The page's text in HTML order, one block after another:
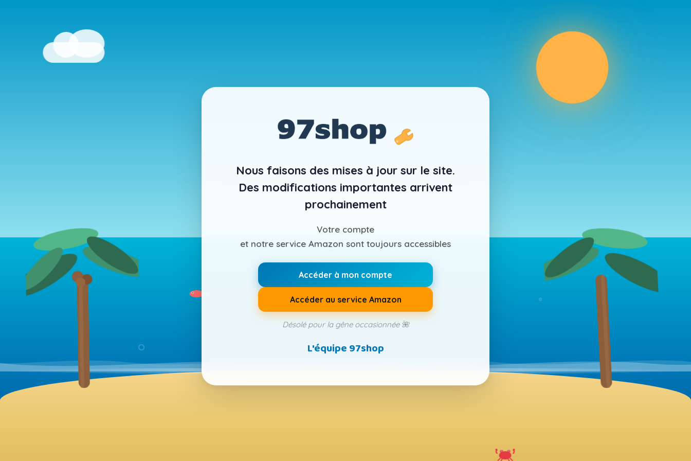
Nous faisons des mises à jour sur le site.
Des modifications importantes arrivent
prochainement
Votre compte
et notre service Amazon sont toujours accessibles
Accéder à mon compte
Accéder au service Amazon
Désolé pour la gêne occasionnée 🌺
L'équipe 97shop